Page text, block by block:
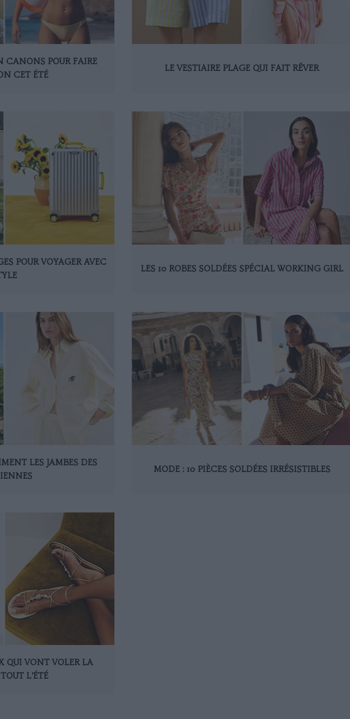
CANONS POUR FAIRE
CET ÉTÉ
LE VESTIAIRE PLAGE QUI FAIT RÊVER
POUR VOYAGER AVEC
LES 10 ROBES SOLDÉES SPÉCIAL WORKING GIRL
LES JAMBES DES
MODE : 10 PIÈCES SOLDÉES IRRÉSISTIBLES
QUI VONT VOLER LA
L’ÉTÉ